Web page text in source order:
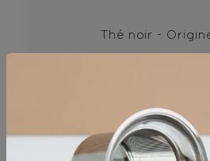
Thé noir -